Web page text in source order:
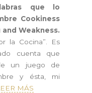
que lo
Cookiness
Weakness.
la Cocina”. Es
cuenta que
un juego de
y ésta, mi
MÁS